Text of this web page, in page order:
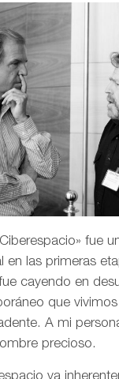
fue
en las primeras
cayendo en
que
A mi
precioso.